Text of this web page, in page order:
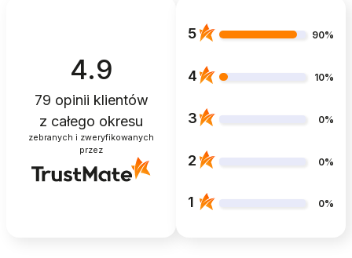
4.9
79 opinii klientów
z całego okresu
zebranych i zweryfikowanych
przez
5 90%
4 10%
3 0%
2 0%
1 0%